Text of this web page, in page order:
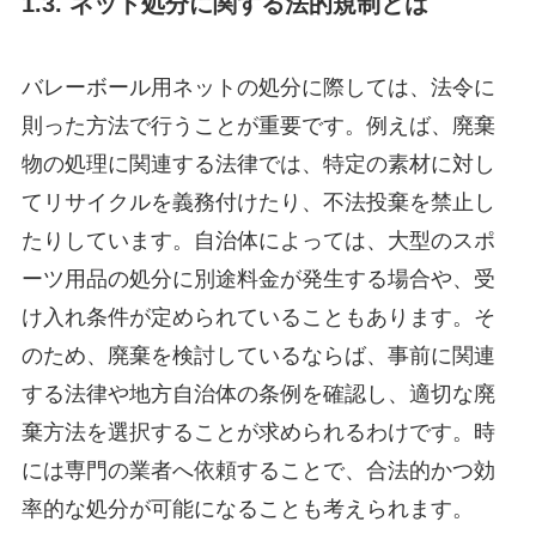
バレーボール用ネットの処分に際しては、法令に
則った方法で行うことが重要です。例えば、廃棄
物の処理に関連する法律では、特定の素材に対し
てリサイクルを義務付けたり、不法投棄を禁止し
たりしています。自治体によっては、大型のスポ
ーツ用品の処分に別途料金が発生する場合や、受
け入れ条件が定められていることもあります。そ
のため、廃棄を検討しているならば、事前に関連
する法律や地方自治体の条例を確認し、適切な廃
棄方法を選択することが求められるわけです。時
には専門の業者へ依頼することで、合法的かつ効
率的な処分が可能になることも考えられます。